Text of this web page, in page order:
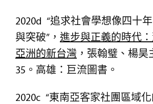
2020d “追求社會學想像四十
與突破”， 進步與正義的時代
亞洲的新台灣 ，張翰璧、楊昊
35。高雄：巨流圖書。
2020c “東南亞客家社團區域化